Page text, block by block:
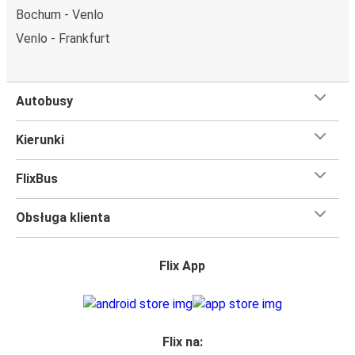
trasie Venlo - Poznań
oznacza wygodną podróż w wielkim stylu, z
udogodnieniami
Większość naszych autobusów jest wyposażona w
jedną sztuka bagażu
nawet jeśli wybierasz się w długą podróż, nie musisz się
martwić, że nie wystarczy Ci miejsca w bagażu.
w naszych autobusach
zakupu biletu. Do wyboru maszmiejsce klasyczne,
Bochum - Venlo
Venlo - Frankfurt
Autobusy
Kierunki
FlixBus
Obsługa klienta
Flix App
Flix na: